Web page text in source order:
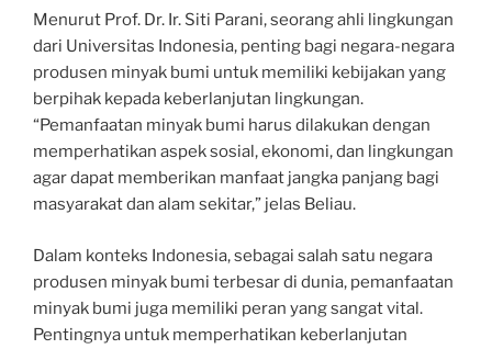
Menurut Prof. Dr. Ir. Siti Parani, seorang ahli lingkungan
dari Universitas Indonesia, penting bagi negara-negara
produsen minyak bumi untuk memiliki kebijakan yang
berpihak kepada keberlanjutan lingkungan.
“Pemanfaatan minyak bumi harus dilakukan dengan
memperhatikan aspek sosial, ekonomi, dan lingkungan
agar dapat memberikan manfaat jangka panjang bagi
masyarakat dan alam sekitar,” jelas Beliau.
Dalam konteks Indonesia, sebagai salah satu negara
produsen minyak bumi terbesar di dunia, pemanfaatan
minyak bumi juga memiliki peran yang sangat vital.
Pentingnya untuk memperhatikan keberlanjutan